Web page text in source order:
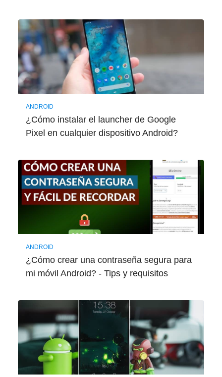
ANDROID
¿Cómo instalar el launcher de Google
Pixel en cualquier dispositivo Android?
ANDROID
¿Cómo crear una contraseña segura para
mi móvil Android? - Tips y requisitos